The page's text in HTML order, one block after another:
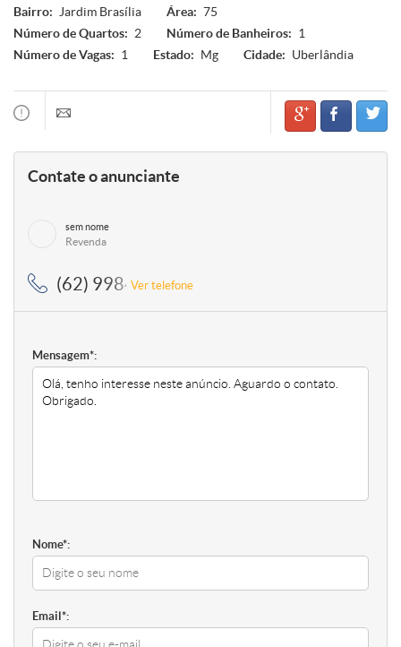
Bairro: Jardim Brasília Área: 75
Número de Quartos: 2 Número de Banheiros: 1
Número de Vagas: 1 Estado: Mg Cidade: Uberlândia
Contate o anunciante
sem nome
Revenda
(62) 99849-2007, (62) 99849-2007
Ver telefone
Mensagem*:
Nome*:
Email*: